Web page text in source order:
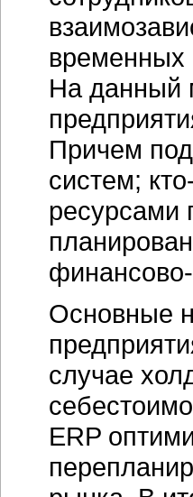
временных
На данный
Причем
систем;
ресурсами
Основные
случае
ERP